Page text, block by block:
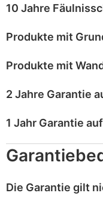
10 Jahre
Produkte mit
Produkte mit
2 Jahre Garantie
1 Jahr Garantie auf
Die Garantie gilt